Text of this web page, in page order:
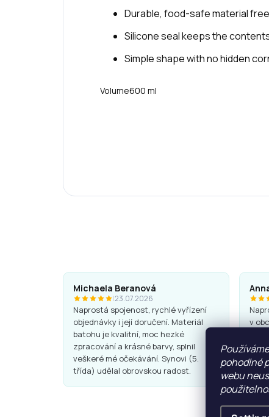
pohodlné
webu
Durable, food-safe material
Silicone seal keeps the
Simple shape with no hidden
Volume600 ml
Michaela Beranová
|23.07.2026
Naprostá spojenost, rychlé vyřízení
objednávky i její doručení. Materiál
batohu je kvalitní, moc hezké
zpracování a krásné barvy, splnil
veškeré mé očekávání. Synovi (5.
třída) udělal obrovskou radost.
v